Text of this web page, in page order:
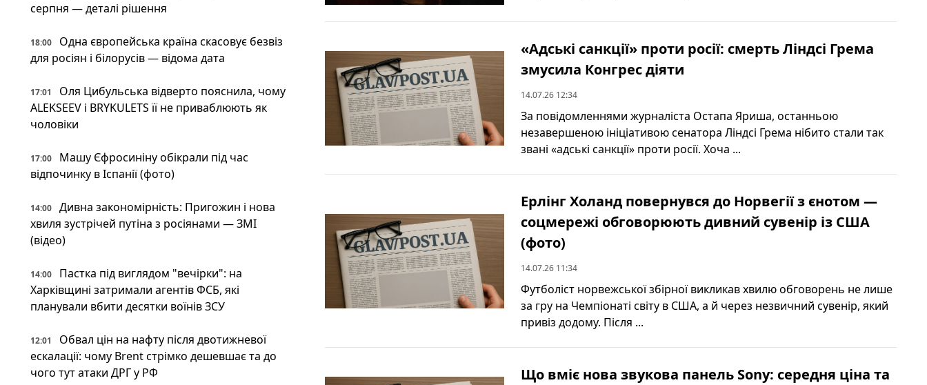
серпня — деталі рішення
18:00
Одна європейська країна скасовує безвіз
для росіян і білорусів — відома дата
17:01
Оля Цибульська відверто пояснила, чому
ALEKSEEV і BRYKULETS її не приваблюють як
чоловіки
17:00
Машу Єфросиніну обікрали під час
відпочинку в Іспанії (фото)
14:00
Дивна закономірність: Пригожин і нова
хвиля зустрічей путіна з росіянами — ЗМІ
(відео)
14:00
Пастка під виглядом "вечірки": на
Харківщині затримали агентів ФСБ, які
планували вбити десятки воїнів ЗСУ
12:01
Обвал цін на нафту після двотижневої
ескалації: чому Brent стрімко дешевшає та до
чого тут атаки ДРГ у РФ
«Адські санкції» проти росії: смерть Ліндсі Грема
змусила Конгрес діяти
14.07.26 12:34
За повідомленнями журналіста Остапа Яриша, останньою
незавершеною ініціативою сенатора Ліндсі Грема нібито стали так
звані «адські санкції» проти росії. Хоча ...
Ерлінг Холанд повернувся до Норвегії з єнотом —
соцмережі обговорюють дивний сувенір із США
(фото)
14.07.26 11:34
Футболіст норвежської збірної викликав хвилю обговорень не лише
за гру на Чемпіонаті світу в США, а й через незвичний сувенір, який
привіз додому. Після ...
Що вміє нова звукова панель Sony: середня ціна та